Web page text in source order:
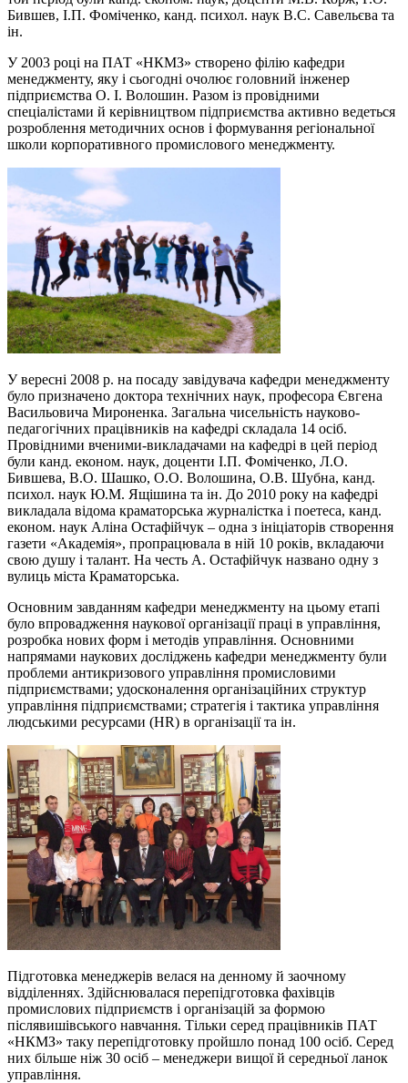
Бившев, І.П. Фоміченко, канд. психол. наук В.С. Савельєва та
ін.
У 2003 році на ПАТ «НКМЗ» створено філію кафедри
менеджменту, яку і сьогодні очолює головний інженер
підприємства О. І. Волошин. Разом із провідними
спеціалістами й керівництвом підприємства активно ведеться
розроблення методичних основ і формування регіональної
школи корпоративного промислового менеджменту.
У вересні 2008 р. на посаду завідувача кафедри менеджменту
було призначено доктора технічних наук, професора Євгена
Васильовича Мироненка. Загальна чисельність науково-
педагогічних працівників на кафедрі складала 14 осіб.
Провідними вченими-викладачами на кафедрі в цей період
були канд. економ. наук, доценти І.П. Фоміченко, Л.О.
Бившева, В.О. Шашко, О.О. Волошина, О.В. Шубна, канд.
психол. наук Ю.М. Ящішина та ін. До 2010 року на кафедрі
викладала відома краматорська журналістка і поетеса, канд.
економ. наук Аліна Остафійчук – одна з ініціаторів створення
газети «Академія», пропрацювала в ній 10 років, вкладаючи
свою душу і талант. На честь А. Остафійчук названо одну з
вулиць міста Краматорська.
Основним завданням кафедри менеджменту на цьому етапі
було впровадження наукової організації праці в управління,
розробка нових форм і методів управління. Основними
напрямами наукових досліджень кафедри менеджменту були
проблеми антикризового управління промисловими
підприємствами; удосконалення організаційних структур
управління підприємствами; стратегія і тактика управління
людськими ресурсами (HR) в організації та ін.
Підготовка менеджерів велася на денному й заочному
відділеннях. Здійснювалася перепідготовка фахівців
промислових підприємств і організацій за формою
післявишівського навчання. Тільки серед працівників ПАТ
«НКМЗ» таку перепідготовку пройшло понад 100 осіб. Серед
них більше ніж 30 осіб – менеджери вищої й середньої ланок
управління.